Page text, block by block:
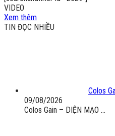
VIDEO
Xem thêm
TIN ĐỌC NHIỀU
Colos
09/08/2026
Colos Gain – DIỆN MẠO ...